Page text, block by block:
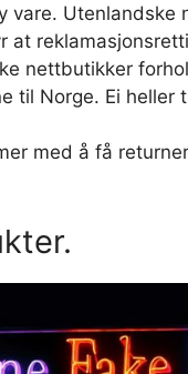
vare.
at
nettbutikker
til Norge. Ei heller
med å få